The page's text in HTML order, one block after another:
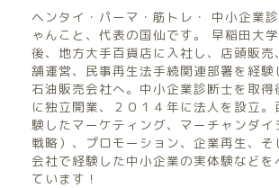
ヘンタイ・パーマ・筋トレ・ 中小企業
ゃんこと、代表の国仙です。 早稲田大
後、地方大手百貨店に入社し、店頭販売
舗運営、民事再生法手続関連部署を経験
石油販売会社へ。中小企業診断士を取得
に独立開業、２０１４年に法人を設立
験したマーケティング、マーチャンダイ
戦略）、プロモーション、企業再生、そ
会社で経験した中小企業の実体験などを
ています！